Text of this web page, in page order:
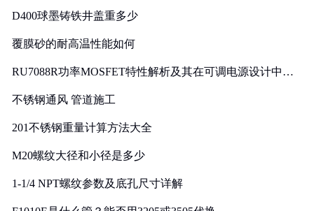
D400球墨铸铁井盖重多少
覆膜砂的耐高温性能如何
RU7088R功率MOSFET特性解析及其在可调电源设计中的
不锈钢通风 管道施工
201不锈钢重量计算方法大全
M20螺纹大径和小径是多少
1-1/4 NPT螺纹参数及底孔尺寸详解